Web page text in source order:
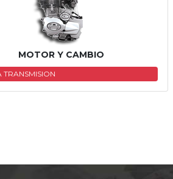
MOTOR Y CAMBIO
TRANSMISION